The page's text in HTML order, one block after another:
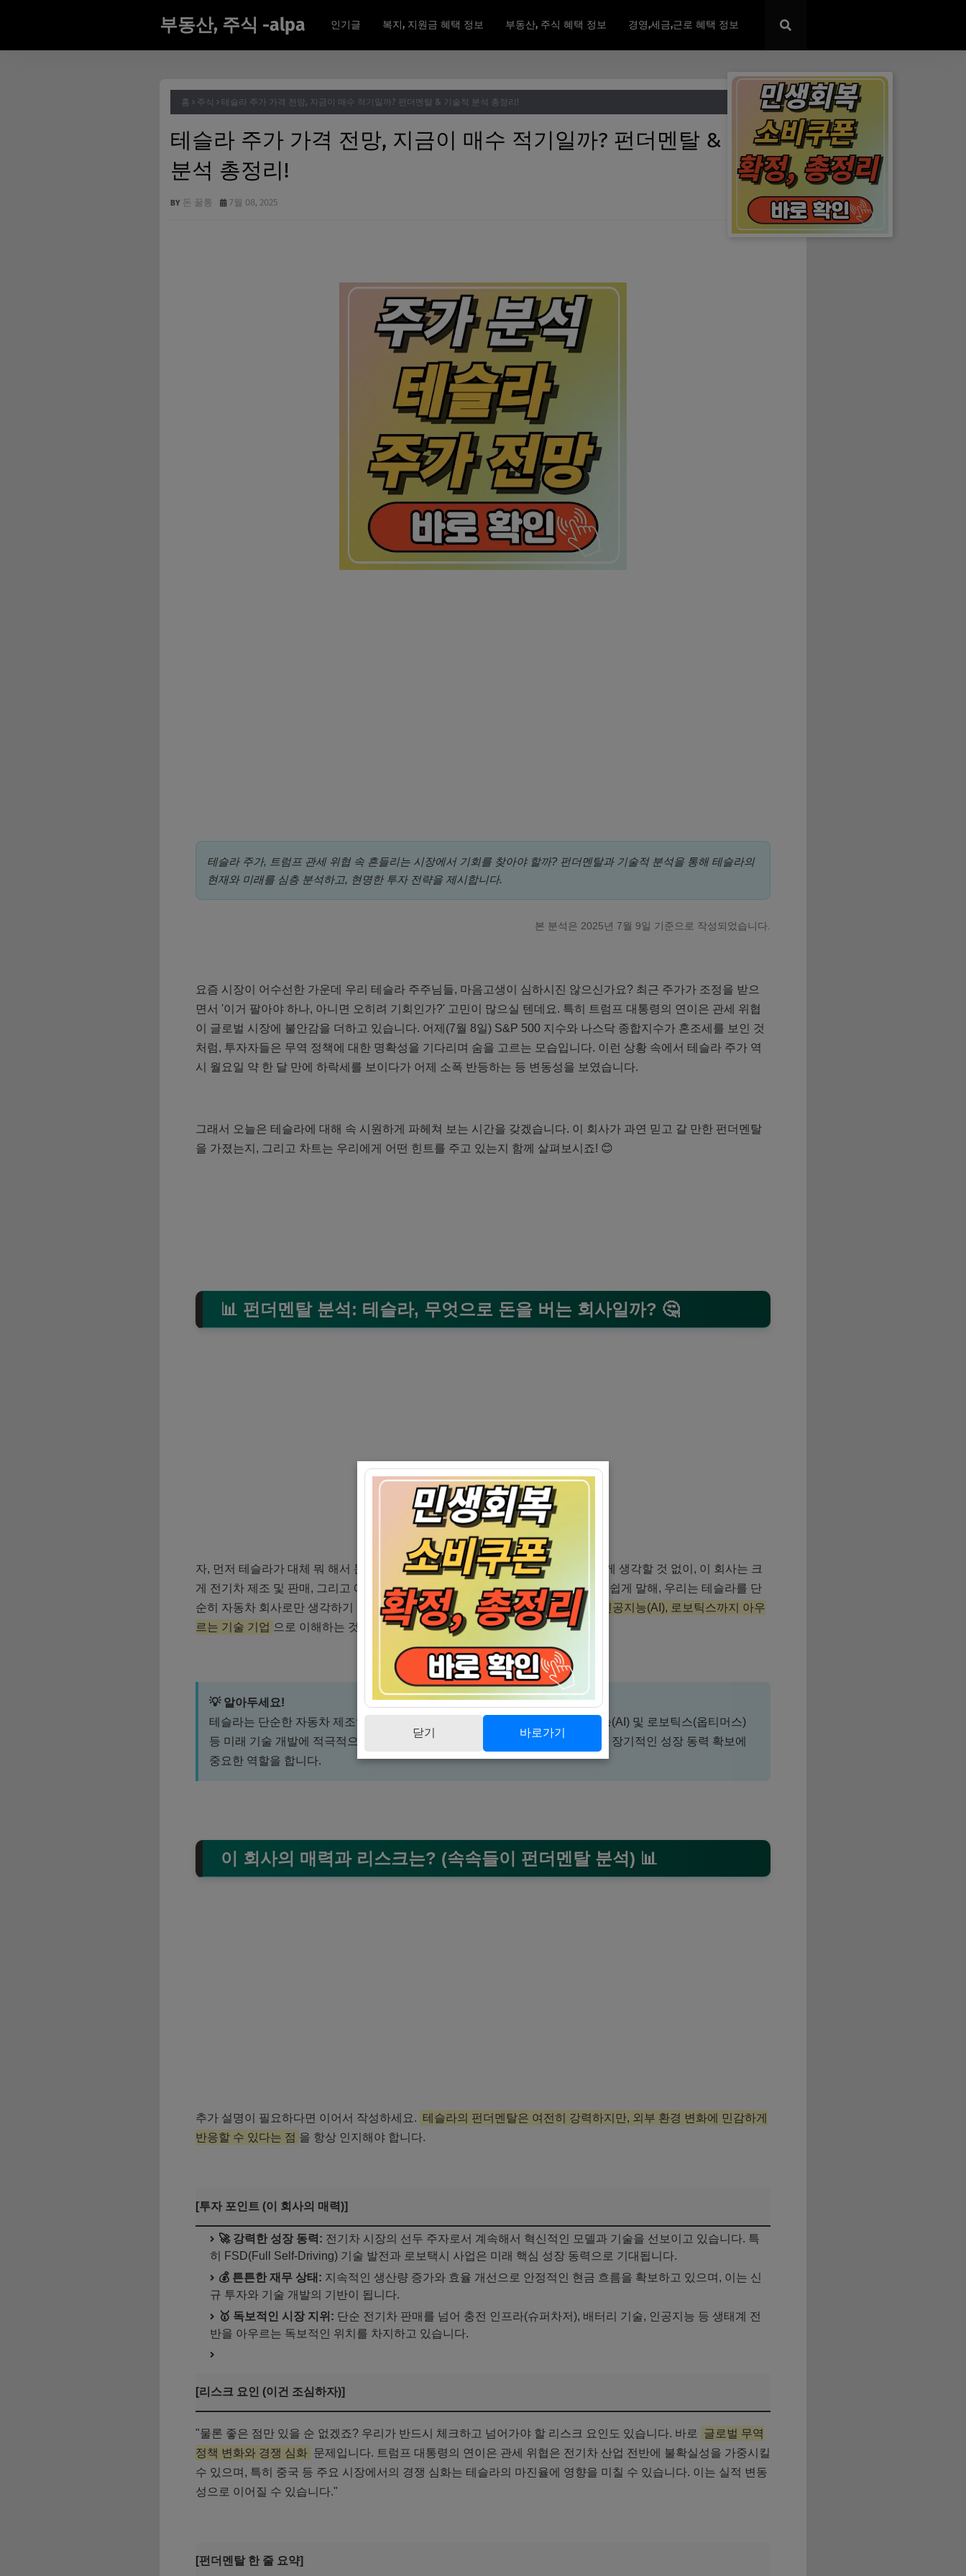
부동산, 주식 -alpa 인기글 복지, 지원금 혜택 정보 부동산, 주식 혜택 정보 경영,세금,근로 혜택 정보
홈 주식 테슬라 주가 가격 전망, 지금이 매수 적기일까? 펀더멘탈 & 기술적 분석 총정리!
테슬라 주가 가격 전망, 지금이 매수 적기일까? 펀더멘탈 & 기술적
분석 총정리!
돈 꿀통 7월 08, 2025
테슬라 주가, 트럼프 관세 위협 속 흔들리는 시장에서 기회를 찾아야 할까? 펀더멘탈과 기술적 분석을 통해 테슬라의
현재와 미래를 심층 분석하고, 현명한 투자 전략을 제시합니다.
본 분석은 2025년 7월 9일 기준으로 작성되었습니다.
요즘 시장이 어수선한 가운데 우리 테슬라 주주님들, 마음고생이 심하시진 않으신가요? 최근 주가가 조정을 받으
면서 '이거 팔아야 하나, 아니면 오히려 기회인가?' 고민이 많으실 텐데요. 특히 트럼프 대통령의 연이은 관세 위협
이 글로벌 시장에 불안감을 더하고 있습니다. 어제(7월 8일) S&P 500 지수와 나스닥 종합지수가 혼조세를 보인 것
처럼, 투자자들은 무역 정책에 대한 명확성을 기다리며 숨을 고르는 모습입니다. 이런 상황 속에서 테슬라 주가 역
시 월요일 약 한 달 만에 하락세를 보이다가 어제 소폭 반등하는 등 변동성을 보였습니다.
그래서 오늘은 테슬라에 대해 속 시원하게 파헤쳐 보는 시간을 갖겠습니다. 이 회사가 과연 믿고 갈 만한 펀더멘탈
을 가졌는지, 그리고 차트는 우리에게 어떤 힌트를 주고 있는지 함께 살펴보시죠! 😊
📊 펀더멘탈 분석: 테슬라, 무엇으로 돈을 버는 회사일까? 🤔
자, 먼저 테슬라가 대체 뭐 해서 돈을 버는 회사인지부터 간단히 알아볼까요? 어렵게 생각할 것 없이, 이 회사는 크
게 전기차 제조 및 판매, 그리고 에너지 저장 및 생산 사업을 한다고 보시면 됩니다. 쉽게 말해, 우리는 테슬라를 단
순히 자동차 회사로만 생각하기 쉽지만, 솔라루프, 파워월 같은 에너지 솔루션과 인공지능(AI), 로보틱스까지 아우
르는 기술 기업 으로 이해하는 것이 중요합니다.
💡 알아두세요!
테슬라는 단순한 자동차 제조업체를 넘어, 자율주행 기술, 배터리 기술, 인공지능(AI) 및 로보틱스(옵티머스)
등 미래 기술 개발에 적극적으로 투자하며 사업 영역을 확장하고 있습니다. 이는 장기적인 성장 동력 확보에
중요한 역할을 합니다.
이 회사의 매력과 리스크는? (속속들이 펀더멘탈 분석) 📊
추가 설명이 필요하다면 이어서 작성하세요. 테슬라의 펀더멘탈은 여전히 강력하지만, 외부 환경 변화에 민감하게
반응할 수 있다는 점 을 항상 인지해야 합니다.
[투자 포인트 (이 회사의 매력)]
🚀 강력한 성장 동력: 전기차 시장의 선두 주자로서 계속해서 혁신적인 모델과 기술을 선보이고 있습니다. 특
히 FSD(Full Self-Driving) 기술 발전과 로보택시 사업은 미래 핵심 성장 동력으로 기대됩니다.
💰 튼튼한 재무 상태: 지속적인 생산량 증가와 효율 개선으로 안정적인 현금 흐름을 확보하고 있으며, 이는 신
규 투자와 기술 개발의 기반이 됩니다.
🥇 독보적인 시장 지위: 단순 전기차 판매를 넘어 충전 인프라(슈퍼차저), 배터리 기술, 인공지능 등 생태계 전
반을 아우르는 독보적인 위치를 차지하고 있습니다.
[리스크 요인 (이건 조심하자)]
"물론 좋은 점만 있을 순 없겠죠? 우리가 반드시 체크하고 넘어가야 할 리스크 요인도 있습니다. 바로
글로벌 무역
정책 변화와 경쟁 심화 문제입니다. 트럼프 대통령의 연이은 관세 위협은 전기차 산업 전반에 불확실성을 가중시킬
수 있으며, 특히 중국 등 주요 시장에서의 경쟁 심화는 테슬라의 마진율에 영향을 미칠 수 있습니다. 이는 실적 변동
성으로 이어질 수 있습니다."
[펀더멘탈 한 줄 요약]
✕
닫기 바로가기